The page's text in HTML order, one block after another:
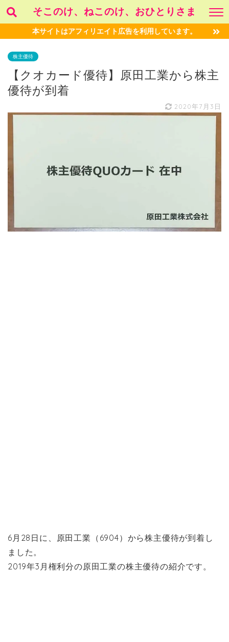
そこのけ、ねこのけ、おひとりさま
本サイトはアフィリエイト広告を利用しています。
株主優待
【クオカード優待】原田工業から株主
優待が到着
2020年7月3日
6月28日に、原田工業（6904）から株主優待が到着し
ました。
2019年3月権利分の原田工業の株主優待の紹介です。